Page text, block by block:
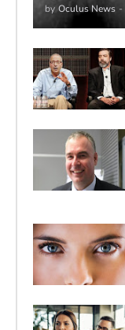
by Oculus News -